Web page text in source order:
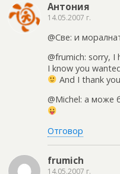
Антония
14.05.2007 г.
@Све: и
@frumich: sorry,
I know you
And I thank
@Michel: а може
Отговор
frumich
14.05.2007 г.